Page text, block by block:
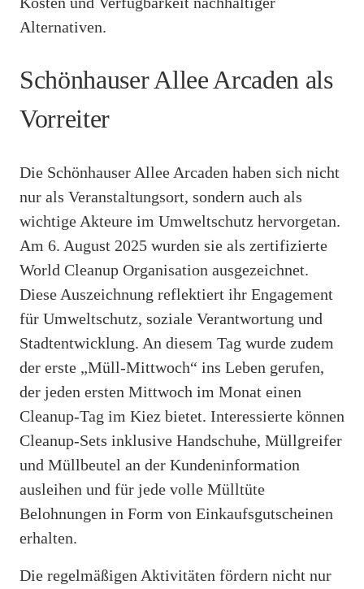
Alternativen.
Schönhauser Allee Arcaden als
Vorreiter
Die Schönhauser Allee Arcaden haben sich nicht
nur als Veranstaltungsort, sondern auch als
wichtige Akteure im Umweltschutz hervorgetan.
Am 6. August 2025 wurden sie als zertifizierte
World Cleanup Organisation ausgezeichnet.
Diese Auszeichnung reflektiert ihr Engagement
für Umweltschutz, soziale Verantwortung und
Stadtentwicklung. An diesem Tag wurde zudem
der erste „Müll-Mittwoch“ ins Leben gerufen,
der jeden ersten Mittwoch im Monat einen
Cleanup-Tag im Kiez bietet. Interessierte können
Cleanup-Sets inklusive Handschuhe, Müllgreifer
und Müllbeutel an der Kundeninformation
ausleihen und für jede volle Mülltüte
Belohnungen in Form von Einkaufsgutscheinen
erhalten.
Die regelmäßigen Aktivitäten fördern nicht nur